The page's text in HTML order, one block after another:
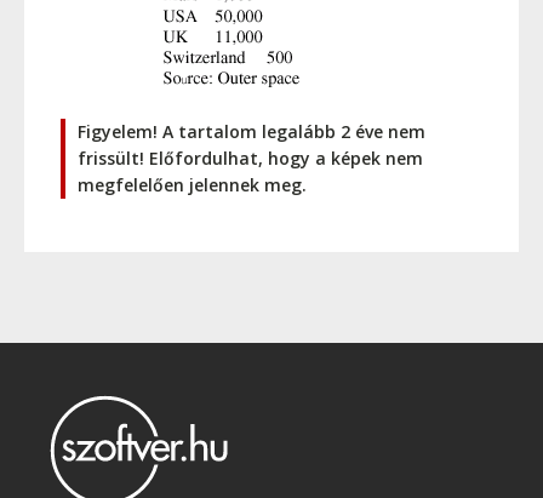
Figyelem! A tartalom legalább 2 éve nem
frissült! Előfordulhat, hogy a képek nem
megfelelően jelennek meg.